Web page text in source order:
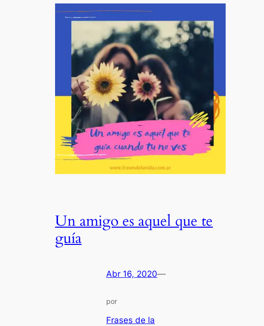
Un amigo es aquel que te
guía
Abr 16, 2020—
por
Frases de la